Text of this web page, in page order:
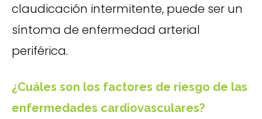
claudicación intermitente, puede ser un
síntoma de enfermedad arterial
periférica.
¿Cuáles son los factores de riesgo de las
enfermedades cardiovasculares?